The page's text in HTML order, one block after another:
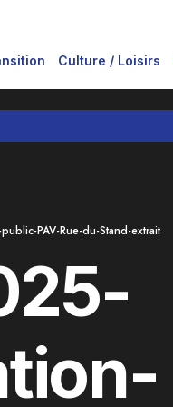
Culture / Loisirs
PAV-Rue-du-Stand-extrait